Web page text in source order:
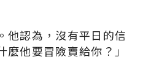
他認為，沒有平日的信
他要冒險賣給你？」